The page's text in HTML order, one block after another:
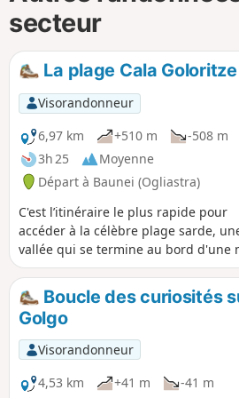
secteur
La plage Cala
Visorandonneur
6,97 km
+510 m
-508 m
3h 25
Moyenne
Départ à Baunei (Ogliastra)
C'est l’itinéraire le plus rapide pour
accéder à la célèbre plage sarde,
vallée qui se termine au bord d'une
de carte postale.
Boucle des curiosités
Golgo
Visorandonneur
4,53 km
+41 m
-41 m